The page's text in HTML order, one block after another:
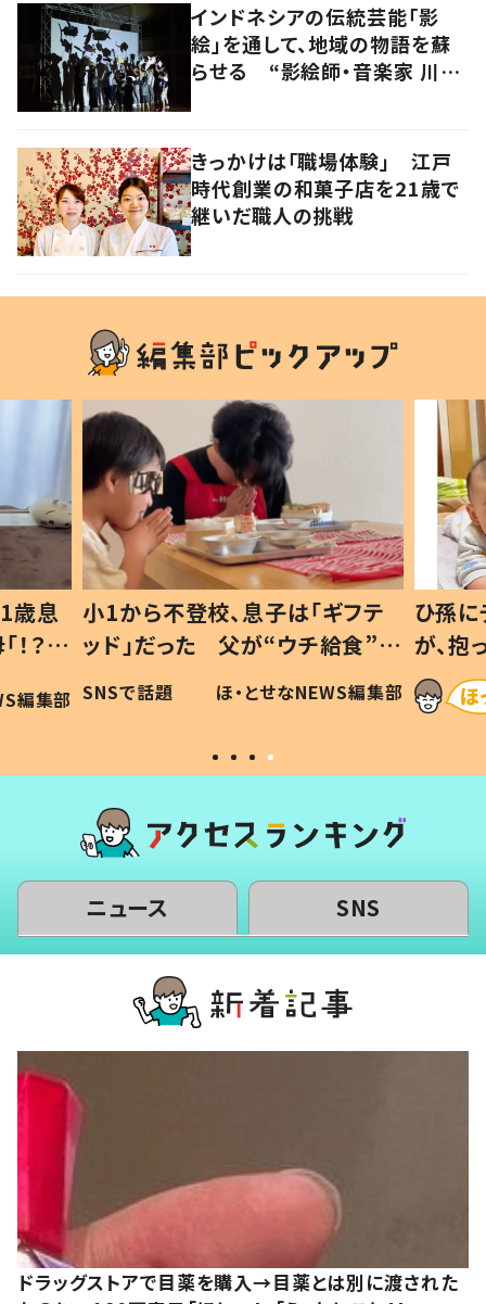
インドネシアの伝統芸能「影
絵」を通して、地域の物語を蘇
らせる “影絵師・音楽家 川村
きっかけは「職場体験」 江戸
時代創業の和菓子店を21歳で
継いだ職人の挑戦
歳息
？」
編集部
小1から不登校、息子は「ギフテ
ッド」だった 父が“ウチ給食”を
作り続ける理由とは #令和の親
#令和の子
SNSで話題 ほ・とせなNEWS編集部
ひ孫
が、
「涙が
い」
ニュース SNS
ドラッグストアで目薬を購入→目薬とは別に渡された